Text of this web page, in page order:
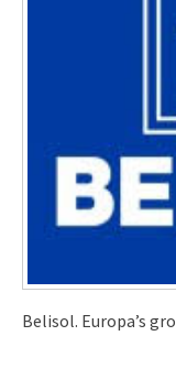
Belisol. Europa’s